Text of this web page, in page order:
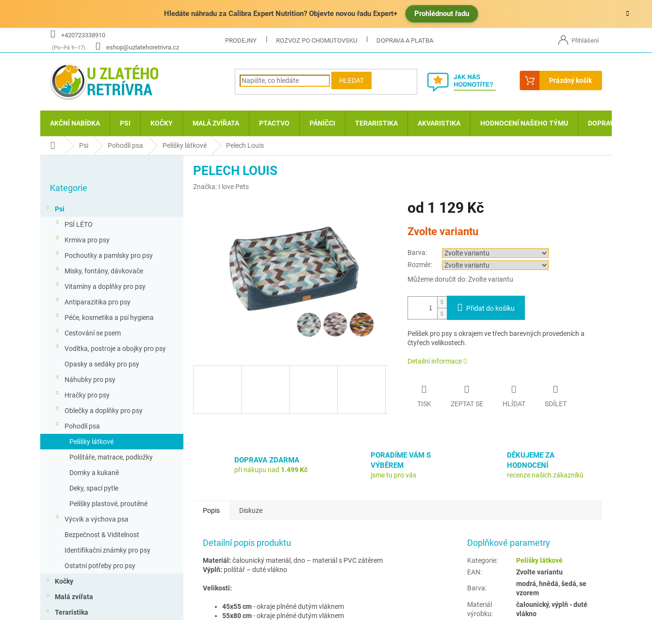
Hledáte náhradu za Calibra Expert Nutrition? Objevte novou řadu Expert+ Prohlédnout řadu
+420723338910
eshop@uzlatehoretrivra.cz
PRODEJNY ROZVOZ PO CHOMUTOVSKU DOPRAVA A PLATBA MOJE OBJEDNÁVKA
Přihlášení
HLEDAT
Nákupní
košík
Prázdný košík
AKČNÍ NABÍDKA PSI KOČKY MALÁ ZVÍŘATA PTACTVO PÁNÍČCI TERARISTIKA AKVARISTIKA HODNOCENÍ NAŠEHO TÝMU DOPRAVA A PLATBA
Domů Psi Pohodlí psa Pelíšky látkové Pelech Louis
kategorie
Kategorie
Psi
PSÍ LÉTO
Krmiva pro psy
Pochoutky a pamlsky pro psy
Misky, fontány, dávkovače
Vitamíny a doplňky pro psy
Antiparazitika pro psy
Péče, kosmetika a psí hygiena
Cestování se psem
Vodítka, postroje a obojky pro psy
Opasky a sedáky pro psy
Náhubky pro psy
Hračky pro psy
Oblečky a doplňky pro psy
Pohodlí psa
Pelíšky látkové
Polštáře, matrace, podložky
Domky a kukaně
Deky, spací pytle
Pelíšky plastové, proutěné
Výcvik a výchova psa
Bezpečnost & Viditelnost
Identifikační známky pro psy
Ostatní potřeby pro psy
Kočky
Malá zvířata
Teraristika
PELECH LOUIS
Značka: I love Pets
od 1 129 Kč
cena:
Zvolte variantu
Barva:
Rozměr:
Můžeme doručit do: Zvolte variantu
Přidat do košíku
Pelíšek pro psy s okrajem ve třech barevných provedeních a
čtyřech velikostech.
Detailní informace
TISK ZEPTAT SE HLÍDAT SDÍLET
DOPRAVA ZDARMA
při nákupu nad 1.499 Kč
PORADÍME VÁM S
VÝBĚREM
jsme tu pro vás
DĚKUJEME ZA
HODNOCENÍ
recenze našich zákazníků
Popis Diskuze
Detailní popis produktu
Materiál: čalounický materiál, dno – materiál s PVC zátěrem
Výplň: polštář – duté vlákno
Velikosti:
45x55 cm- okraje plněné dutým vláknem
55x80 cm- okraje plněné dutým vláknem
Doplňkové parametry
Kategorie:
Pelíšky látkové
EAN: Zvolte variantu
Barva:
modrá, hnědá, šedá, se
vzorem
Materiál
výrobku:
čalounický, výplň - duté
vlákno